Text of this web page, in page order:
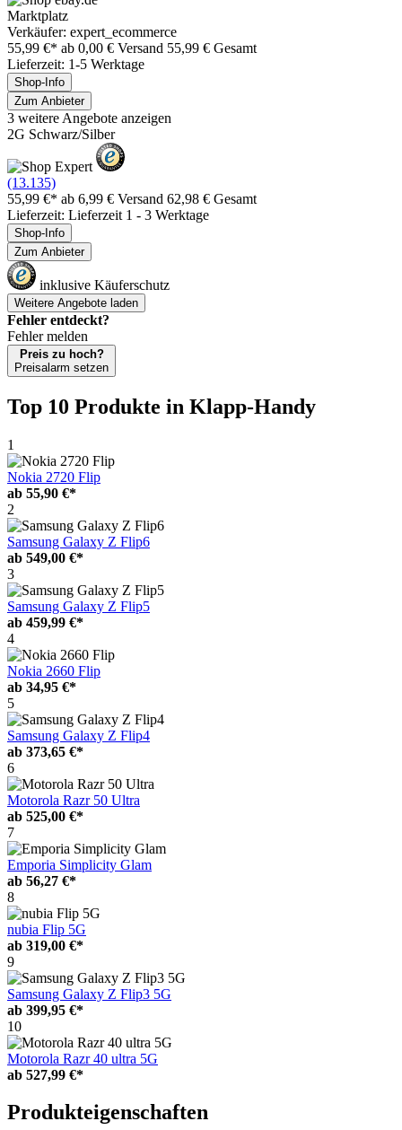
Marktplatz
Verkäufer: expert_ecommerce
55,99 €* ab 0,00 € Versand 55,99 € Gesamt
Lieferzeit: 1-5 Werktage
Shop-Info
Zum Anbieter
3 weitere Angebote anzeigen
2G Schwarz/Silber
(13.135)
55,99 €* ab 6,99 € Versand 62,98 € Gesamt
Lieferzeit: Lieferzeit 1 - 3 Werktage
Shop-Info
Zum Anbieter
inklusive Käuferschutz
Weitere Angebote laden
Fehler entdeckt?
Fehler melden
Preis zu hoch?
Preisalarm setzen
Top 10 Produkte in Klapp-Handy
1
Nokia 2720 Flip
ab 55,90 €*
2
Samsung Galaxy Z Flip6
ab 549,00 €*
3
Samsung Galaxy Z Flip5
ab 459,99 €*
4
Nokia 2660 Flip
ab 34,95 €*
5
Samsung Galaxy Z Flip4
ab 373,65 €*
6
Motorola Razr 50 Ultra
ab 525,00 €*
7
Emporia Simplicity Glam
ab 56,27 €*
8
nubia Flip 5G
ab 319,00 €*
9
Samsung Galaxy Z Flip3 5G
ab 399,95 €*
10
Motorola Razr 40 ultra 5G
ab 527,99 €*
Produkteigenschaften